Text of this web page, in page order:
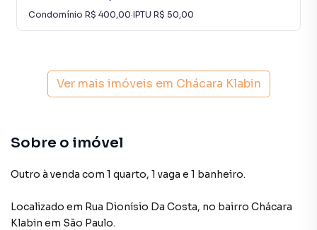
Condomínio R$ 400,00·IPTU R$ 50,00
Ver mais imóveis em Chácara Klabin
Sobre o imóvel
Outro à venda com 1 quarto, 1 vaga e 1 banheiro.
Localizado em Rua Dionísio Da Costa, no bairro Chácara
Klabin em São Paulo.